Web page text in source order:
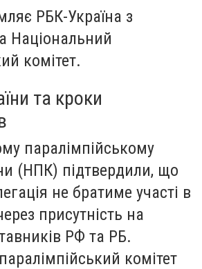
РБК-Україна з
Національний
комітет.
та кроки
паралімпійському
(НПК) підтвердили, що
не братиме участі в
присутність на
РФ та РБ.
комітет